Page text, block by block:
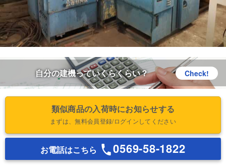
自分の建機っていくらくらい？ Check!
類似商品の入荷時にお知らせする
まずは、無料会員登録/ログインしてください
お電話はこちら 0569-58-1822